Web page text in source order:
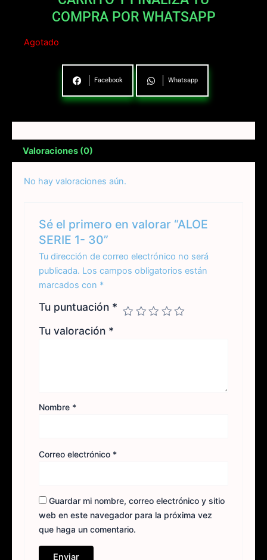
COMPRA POR WHATSAPP
Agotado
Facebook Whatsapp
Valoraciones (0)
No hay valoraciones aún.
Sé el primero en valorar “ALOE
SERIE 1- 30”
Tu dirección de correo electrónico no será
publicada. Los campos obligatorios están
marcados con *
Tu puntuación *
Tu valoración *
Nombre *
Correo electrónico *
Guardar mi nombre, correo electrónico y sitio
web en este navegador para la próxima vez
que haga un comentario.